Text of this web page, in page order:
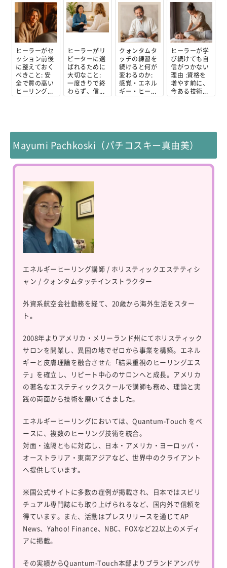
ヒーラーがセ
ッション前後
に整えておく
べきこと: 安
全で質の高い
ヒーリング...
ヒーラーがリ
ピーターに選
ばれるために
大切なこと:
一度きりで終
わらず、信...
クォンタムタ
ッチの練習を
続けると何が
変わるのか:
感覚・エネル
ギー・ヒー...
ヒーラーが学
び続けても自
信がつかない
理由 :資格を
増やす前に、
今ある技術...
Mayumi Pachkoski（パチコスキー真由美）
エネルギーヒーリング講師 / ホリスティックエステティシ
ャン / クォンタムタッチインストラクター
外資系航空会社勤務を経て、20歳から海外生活をスター
ト。
2008年よりアメリカ・メリーランド州にてホリスティック
サロンを開業し、異国の地でゼロから事業を構築。エネル
ギーと皮膚理論を融合させた「結果重視のヒーリングエス
テ」を確立し、リピート中心のサロンへと成長。アメリカ
の著名なエステティックスクールで講師も務め、理論と実
践の両面から技術を磨いてきました。
エネルギーヒーリングにおいては、 Quantum-Touch をベ
ースに、複数のヒーリング技術を統合。
対面・遠隔ともに対応し、日本・アメリカ・ヨーロッパ・
オーストラリア・東南アジアなど、世界中のクライアント
へ提供しています。
米国公式サイトに多数の症例が掲載され、日本ではスピリ
チュアル専門誌にも取り上げられるなど、国内外で信頼を
得ています。また、活動はプレスリリースを通じてAP
News、Yahoo! Finance、NBC、FOXなど22以上のメディ
アに掲載。
その実績からQuantum-Touch本部よりブランドアンバサ